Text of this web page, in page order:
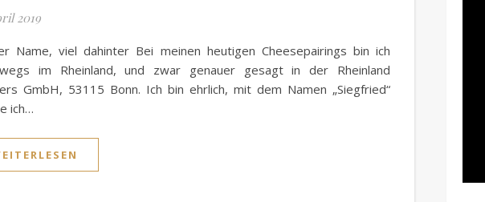
2019
Name, viel dahinter Bei meinen heutigen Cheesepairings bin ich
im Rheinland, und zwar genauer gesagt in der Rheinland
GmbH, 53115 Bonn. Ich bin ehrlich, mit dem Namen „Siegfried“
ich…